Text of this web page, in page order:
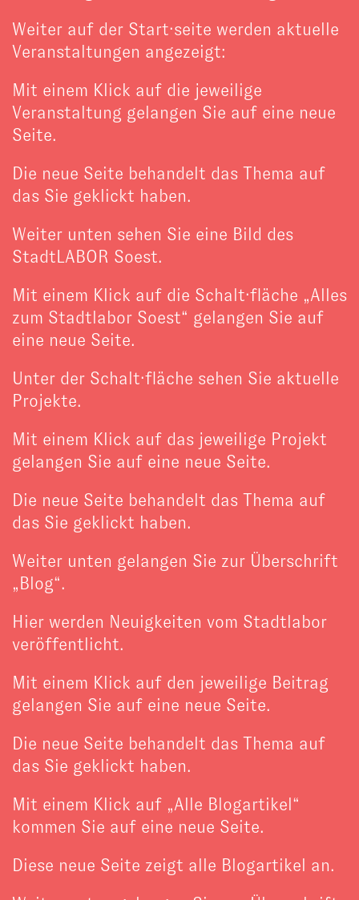
Weiter auf der Start·seite werden aktuelle
Veranstaltungen angezeigt:
Mit einem Klick auf die jeweilige
Veranstaltung gelangen Sie auf eine neue
Seite.
Die neue Seite behandelt das Thema auf
das Sie geklickt haben.
Weiter unten sehen Sie eine Bild des
StadtLABOR Soest.
Mit einem Klick auf die Schalt·fläche „Alles
zum Stadtlabor Soest“ gelangen Sie auf
eine neue Seite.
Unter der Schalt·fläche sehen Sie aktuelle
Projekte.
Mit einem Klick auf das jeweilige Projekt
gelangen Sie auf eine neue Seite.
Die neue Seite behandelt das Thema auf
das Sie geklickt haben.
Weiter unten gelangen Sie zur Überschrift
„Blog“.
Hier werden Neuigkeiten vom Stadtlabor
veröffentlicht.
Mit einem Klick auf den jeweilige Beitrag
gelangen Sie auf eine neue Seite.
Die neue Seite behandelt das Thema auf
das Sie geklickt haben.
Mit einem Klick auf „Alle Blogartikel“
kommen Sie auf eine neue Seite.
Diese neue Seite zeigt alle Blogartikel an.